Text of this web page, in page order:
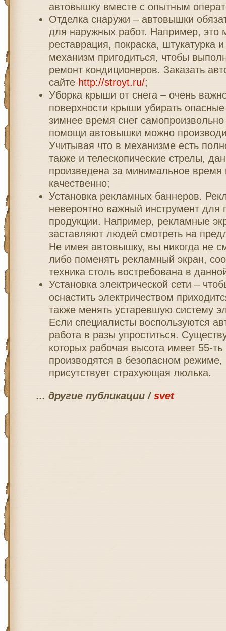
автовышку вместе с опытным
Отделка снаружи – автовышки
для наружных работ. Например, это
реставрация, покраска, штукатурка
механизм пригодиться, чтобы
ремонт кондиционеров. Заказать
сайте http://stroyt.ru/;
Уборка крыши от снега – очень
поверхности крыши убирать
зимнее время снег
помощи автовышки можно
Учитывая что в механизме есть
также и телескопические стрелы,
произведена за минимальное время
качественно;
Установка рекламных баннеров.
невероятно важный инструмент для
продукции. Например, рекламные
заставляют людей смотреть на
Не имея автовышку, вы никогда не
либо поменять рекламный экран,
техника столь востребована в
Установка электрической сети –
оснастить электричеством
также менять устаревшую систему
Если специалисты воспользуются
работа в разы упроститься.
которых рабочая высота имеет 55-
производятся в безопасном режиме,
присутствует страхующая люлька.
... другие публикации / svet